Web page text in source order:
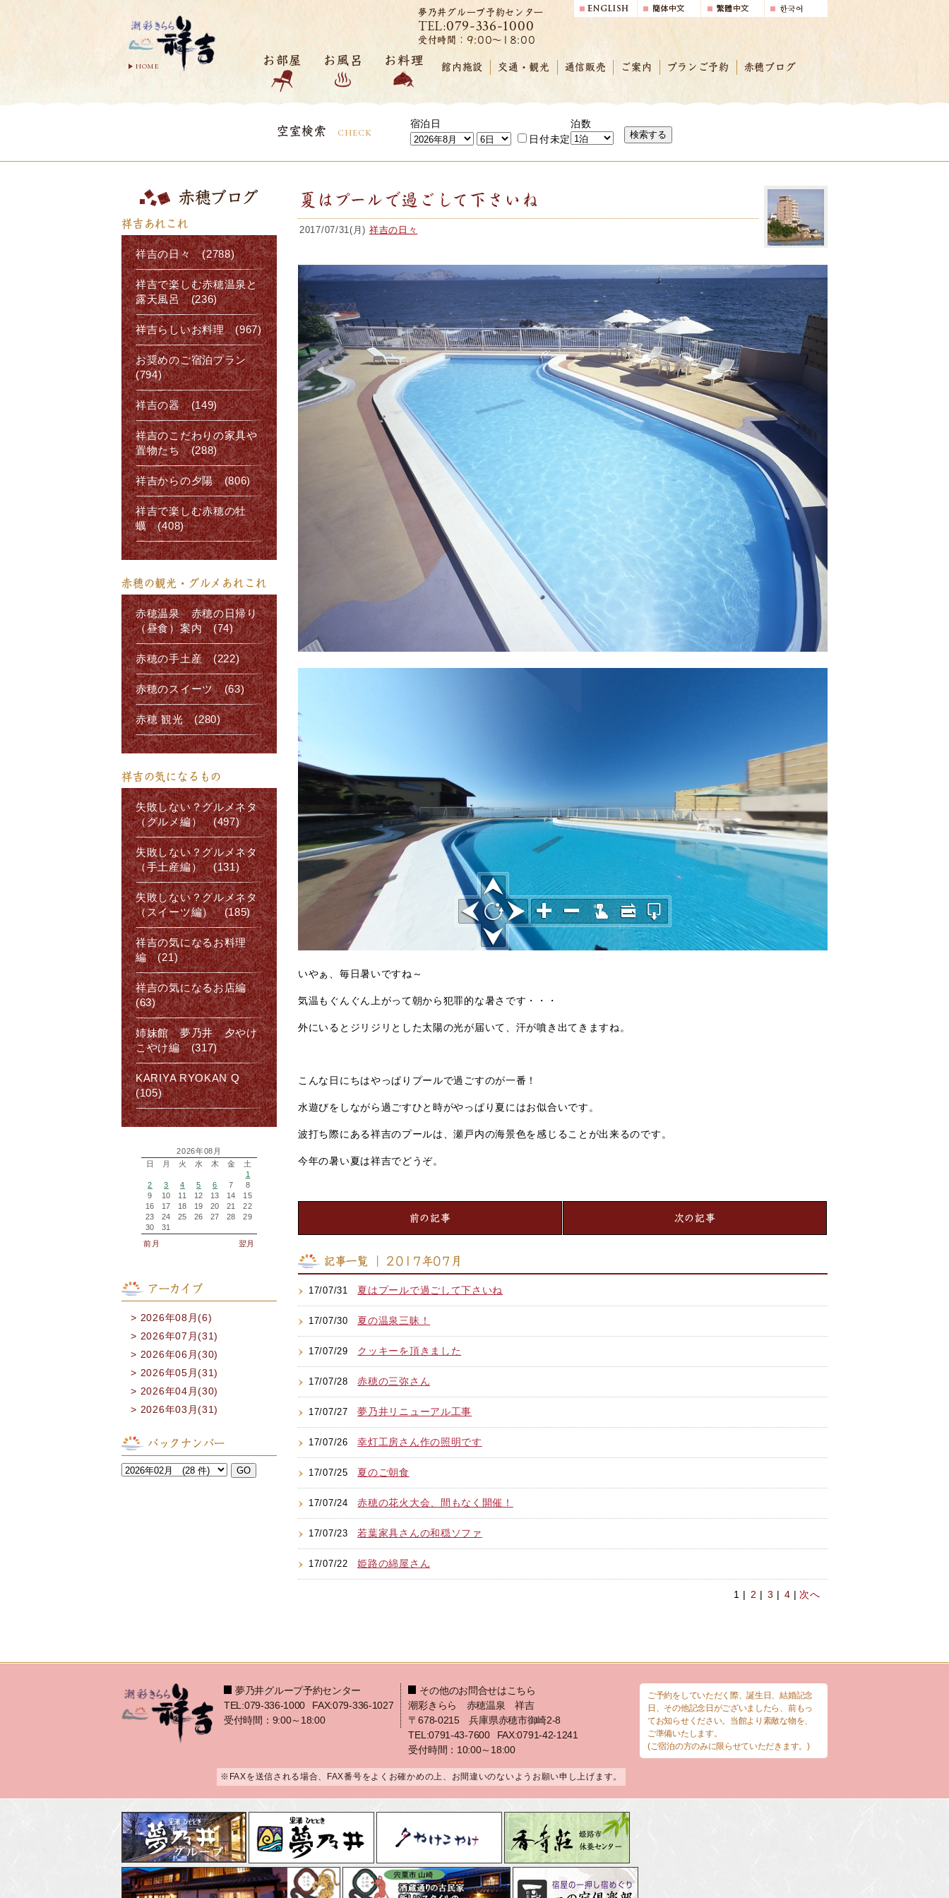
HOME
夢乃井グループ予約センター
TEL:079-336-1000
受付時間：9:00～18:00
お部屋 お風呂 お料理
館内施設 交通・観光 通信販売 ご案内 プランご予約 赤穂ブログ
空室検索 CHECK
宿泊日
日付未定
泊数
検索する
夏はプールで過ごして下さいね
2017/07/31(月) 祥吉の日々
いやぁ、毎日暑いですね～
気温もぐんぐん上がって朝から犯罪的な暑さです・・・
外にいるとジリジリとした太陽の光が届いて、汗が噴き出てきますね。
こんな日にちはやっぱりプールで過ごすのが一番！
水遊びをしながら過ごすひと時がやっぱり夏にはお似合いです。
波打ち際にある祥吉のプールは、瀬戸内の海景色を感じることが出来るのです。
今年の暑い夏は祥吉でどうぞ。
前の記事 次の記事
記事一覧 ｜ 2017年07月
17/07/31 夏はプールで過ごして下さいね
17/07/30 夏の温泉三昧！
17/07/29 クッキーを頂きました
17/07/28赤穂の三弥さん
17/07/27夢乃井リニューアル工事
17/07/26幸灯工房さん作の照明です
17/07/25 夏のご朝食
17/07/24赤穂の花火大会、間もなく開催！
17/07/23若葉家具さんの和穏ソファ
17/07/22姫路の綿屋さん
1 | 2 | 3 | 4 | 次へ
赤穂ブログ
祥吉あれこれ
祥吉の日々 (2788)
祥吉で楽しむ赤穂温泉と
露天風呂 (236)
祥吉らしいお料理 (967)
お奨めのご宿泊プラン
(794)
祥吉の器 (149)
祥吉のこだわりの家具や
置物たち (288)
祥吉からの夕陽 (806)
祥吉で楽しむ赤穂の牡
蠣 (408)
赤穂の観光・グルメあれこれ
赤穂温泉 赤穂の日帰り
（昼食）案内 (74)
赤穂の手土産 (222)
赤穂のスイーツ (63)
赤穂 観光 (280)
祥吉の気になるもの
失敗しない？グルメネタ
（グルメ編） (497)
失敗しない？グルメネタ
（手土産編） (131)
失敗しない？グルメネタ
（スイーツ編） (185)
祥吉の気になるお料理
編 (21)
祥吉の気になるお店編
(63)
姉妹館 夢乃井 夕やけ
こやけ編 (317)
KARIYA RYOKAN Q
(105)
2026年08月
日
月 火 水 木 金
土
1
2
3 4 5 6 7
8
9
10 11 12 13 14
15
16
17 18 19 20 21
22
23
24 25 26 27 28
29
30
31
前月
翌月
アーカイブ
2026年08月(6)
2026年07月(31)
2026年06月(30)
2026年05月(31)
2026年04月(30)
2026年03月(31)
バックナンバー
夢乃井グループ予約センター
TEL:079-336-1000
FAX:079-336-1027
受付時間：9:00～18:00
その他のお問合せはこちら
潮彩きらら 赤穂温泉 祥吉
〒678-0215 兵庫県赤穂市御崎2-8
TEL:0791-43-7600
FAX:0791-42-1241
受付時間：10:00～18:00
※FAXを送信される場合、FAX番号をよくお確かめの上、お間違いのないようお願い申し上げます。
ご予約をしていただく際、誕生日、結婚記念
日、その他記念日がございましたら、前もっ
てお知らせください。当館より素敵な物を、
ご準備いたします。
(ご宿泊の方のみに限らせていただきます。)